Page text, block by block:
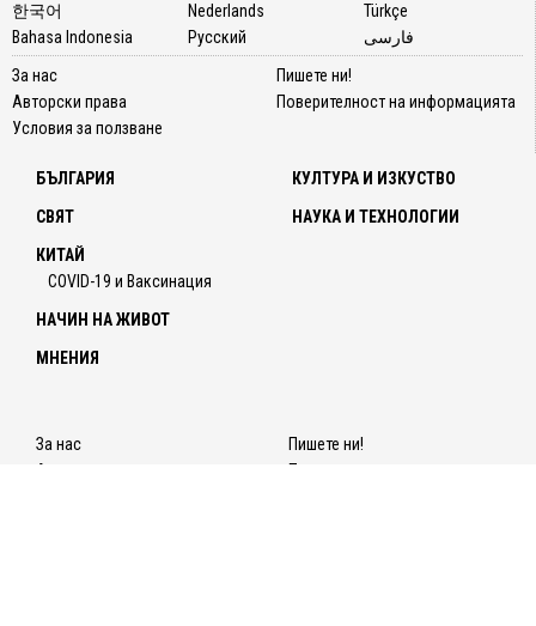
한국어
Bahasa Indonesia
Nederlands
Русский
Türkçe
فارسی
За нас
Авторски права
Условия за ползване
Пишете ни!
Поверителност на информацията
БЪЛГАРИЯ
СВЯТ
КИТАЙ
COVID-19 и Ваксинация
КУЛТУРА И ИЗКУСТВО
НАУКА И ТЕХНОЛОГИИ
НАЧИН НА ЖИВОТ
МНЕНИЯ
За нас
Авторски права
Пишете ни!
Поверителност на